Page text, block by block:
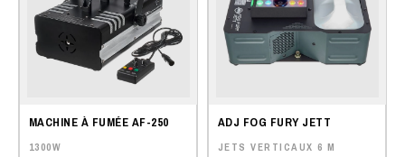
MACHINE À FUMÉE AF-250
1300W
ADJ FOG FURY JETT
JETS VERTICAUX 6 M